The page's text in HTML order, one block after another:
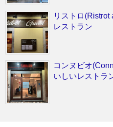
リストロ(Ristrot
レストラン
コンヌビオ
いしいレストラ